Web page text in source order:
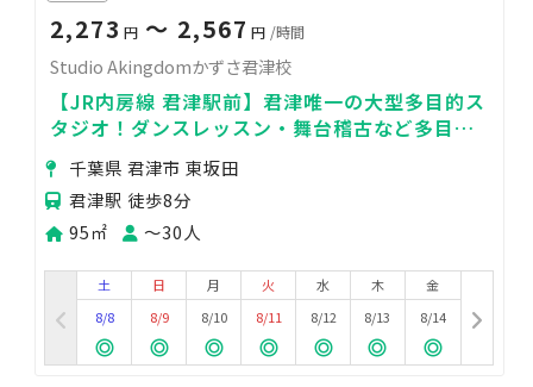
2,273 円〜 2,567 円 /時間
Studio Akingdomかずさ君津校
【JR内房線 君津駅前】君津唯一の大型多目的ス
タジオ！ダンスレッスン・舞台稽古など多目的
にご利用可能
千葉県 君津市 東坂田
君津駅 徒歩8分
95㎡
〜30人
土
8/8
日
8/9
月
8/10
火
8/11
水
8/12
木
8/13
金
8/14